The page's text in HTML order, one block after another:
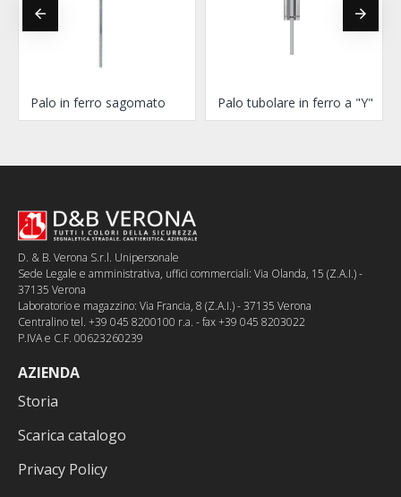
Palo in ferro sagomato Palo tubolare in ferro a "Y"
D. & B. Verona S.r.l. Unipersonale
Sede Legale e amministrativa, uffici commerciali: Via Olanda, 15 (Z.A.I.) -
37135 Verona
Laboratorio e magazzino: Via Francia, 8 (Z.A.I.) - 37135 Verona
Centralino tel. +39 045 8200100 r.a. - fax +39 045 8203022
P.IVA e C.F. 00623260239
AZIENDA
Storia
Scarica catalogo
Privacy Policy